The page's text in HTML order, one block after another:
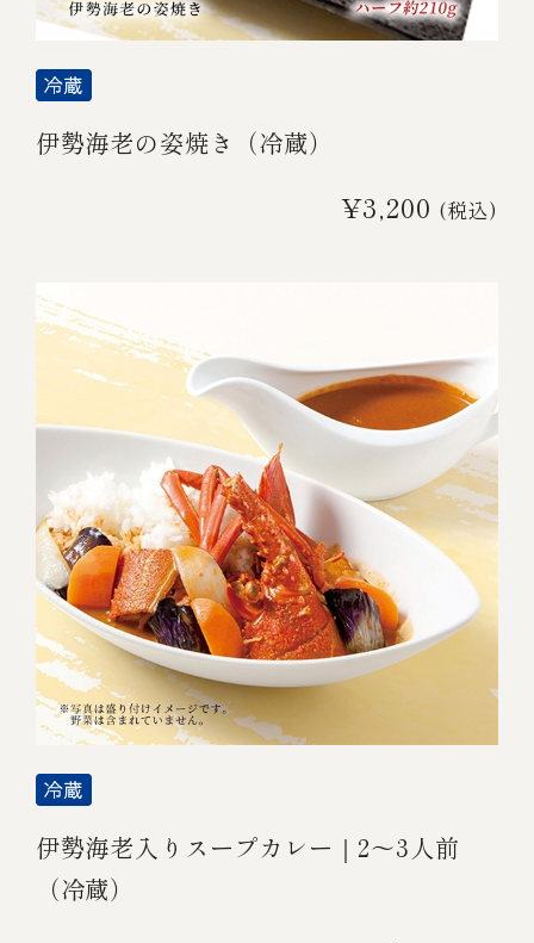
伊勢海老の姿焼き（冷蔵）
¥3,200 (税込)
伊勢海老入りスープカレー｜2～3人前
（冷蔵）